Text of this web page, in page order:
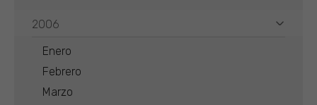
2006
Enero
Febrero
Marzo